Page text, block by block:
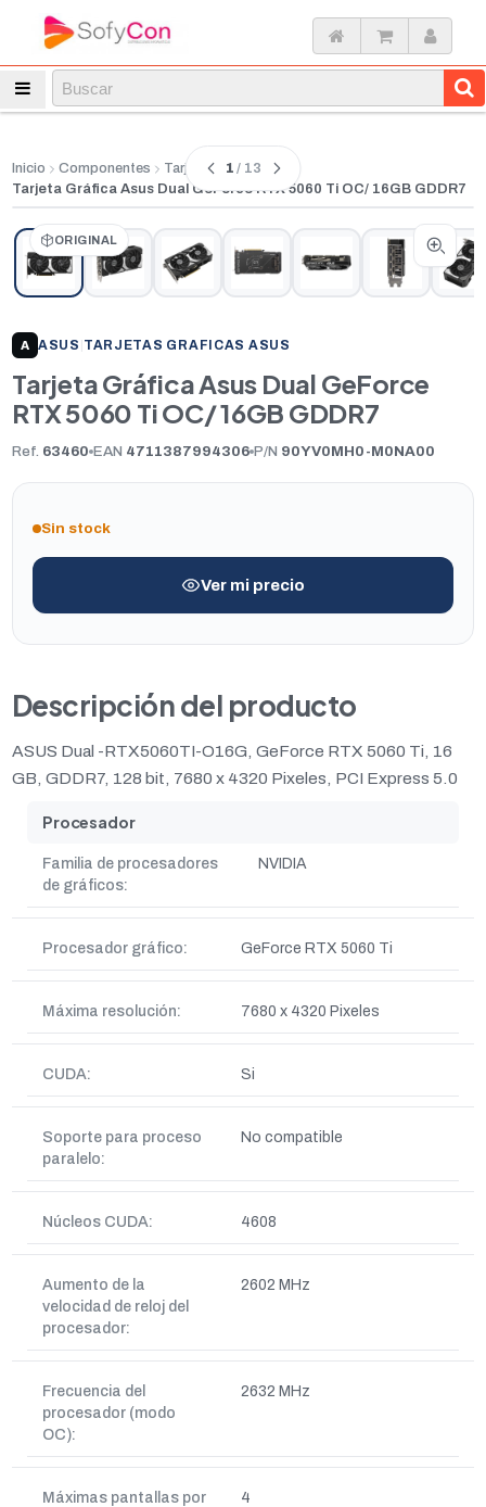
Inicio Componentes
Tarjetas Graficas
Tarjeta Gráfica Asus Dual GeForce RTX 5060 Ti OC/ 16GB GDDR7
ORIGINAL
1 / 13
A ASUS TARJETAS GRAFICAS ASUS
Tarjeta Gráfica Asus Dual GeForce
RTX 5060 Ti OC/ 16GB GDDR7
Ref. 63460 EAN 4711387994306 P/N 90YV0MH0-M0NA00
Sin stock
Ver mi precio
Descripción del producto
ASUS Dual -RTX5060TI-O16G, GeForce RTX 5060 Ti, 16
GB, GDDR7, 128 bit, 7680 x 4320 Pixeles, PCI Express 5.0
Procesador
Familia de procesadores
de gráficos:
NVIDIA
Procesador gráfico: GeForce RTX 5060 Ti
Máxima resolución: 7680 x 4320 Pixeles
CUDA: Si
Soporte para proceso
paralelo:
No compatible
Núcleos CUDA: 4608
Aumento de la
velocidad de reloj del
procesador:
2602 MHz
Frecuencia del
procesador (modo
OC):
2632 MHz
Máximas pantallas por
4